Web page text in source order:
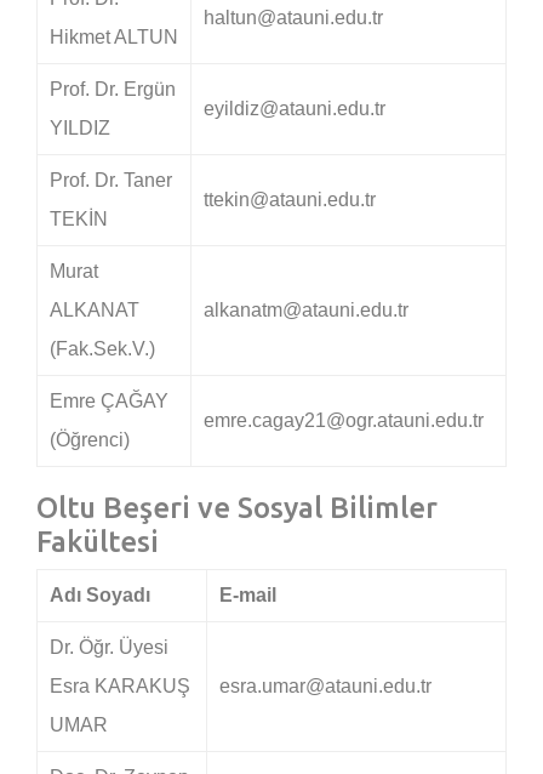
Hikmet ALTUN
haltun@atauni.edu.tr
Prof. Dr. Ergün
YILDIZ
eyildiz@atauni.edu.tr
Prof. Dr. Taner
TEKİN
ttekin@atauni.edu.tr
Murat
ALKANAT
(Fak.Sek.V.)
alkanatm@atauni.edu.tr
Emre ÇAĞAY
(Öğrenci)
emre.cagay21@ogr.atauni.edu.tr
Oltu Beşeri ve Sosyal Bilimler
Fakültesi
Adı Soyadı E-mail
Dr. Öğr. Üyesi
Esra KARAKUŞ
UMAR
esra.umar@atauni.edu.tr